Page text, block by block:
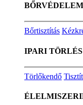
BŐRVÉDELEM
Bőrtisztítás
IPARI TÖRLÉS
Törlőkendő